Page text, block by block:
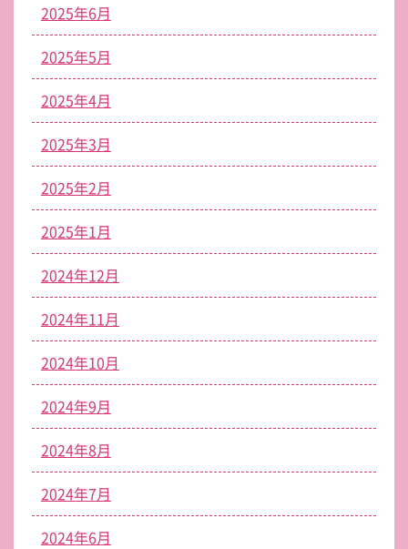
2025年6月
2025年5月
2025年4月
2025年3月
2025年2月
2025年1月
2024年12月
2024年11月
2024年10月
2024年9月
2024年8月
2024年7月
2024年6月